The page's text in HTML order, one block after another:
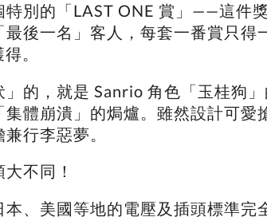
特別的「LAST ONE 賞」——這件
最後一名」客人，每套一番賞只得
。
」的，就是 Sanrio 角色「玉桂狗
集體崩潰」的焗爐。雖然設計可愛
行李惡夢。
不同！
本、美國等地的電壓及插頭標準完